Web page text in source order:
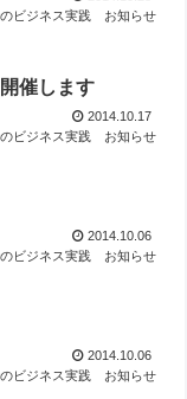
ビジネス実践
お知らせ
催します
2014.10.17
ビジネス実践
お知らせ
2014.10.06
ビジネス実践
お知らせ
2014.10.06
ビジネス実践
お知らせ